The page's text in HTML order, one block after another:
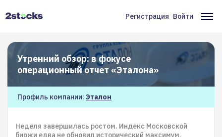
Меню
учётной
записи
пользователя
Регистрация Войти
Утренний обзор: в фокусе
операционный отчет «Эталона»
Профиль компании: Эталон
Неделя завершилась ростом. Индекс Московской
биржи едва не обновил исторический максимум.